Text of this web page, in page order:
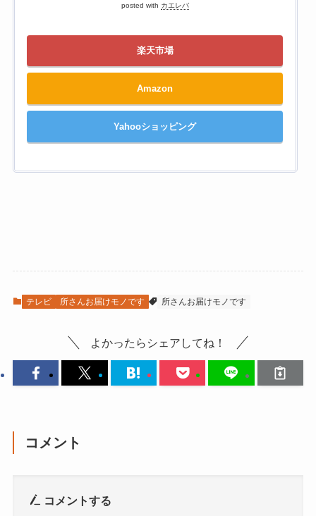
posted with カエレバ
楽天市場
Amazon
Yahooショッピング
テレビ 所さんお届けモノです 所さんお届けモノです
よかったらシェアしてね！
コメント
コメントする